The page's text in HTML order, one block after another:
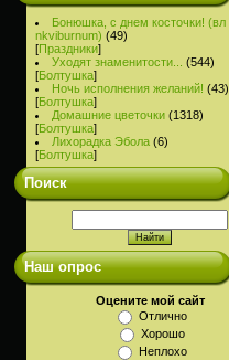
Бонюшка, с днем косточки! (вл
nkviburnum) (49)
[Праздники]
Уходят знаменитости...
(544)
[Болтушка]
Ночь исполнения желаний! (43)
[Болтушка]
Домашние цветочки (1318)
[Болтушка]
Лихорадка Эбола (6)
[Болтушка]
Поиск
Наш опрос
Оцените мой сайт
Отлично
Хорошо
Неплохо